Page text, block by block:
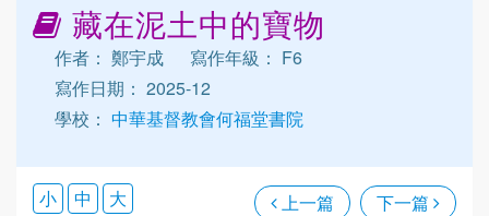
藏在泥土中的寶物
作者： 鄭宇成
寫作年級： F6
寫作日期： 2025-12
學校： 中華基督教會何福堂書院
上一篇 下一篇
小 中 大